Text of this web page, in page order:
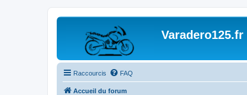
Varadero125.fr
Raccourcis FAQ
Accueil du forum